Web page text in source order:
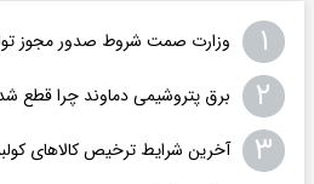
۱ وزارت صمت شروط صدور مجوز
۲ برق پتروشیمی دماوند چرا قطع
۳ آخرین شرایط ترخیص کالاهای